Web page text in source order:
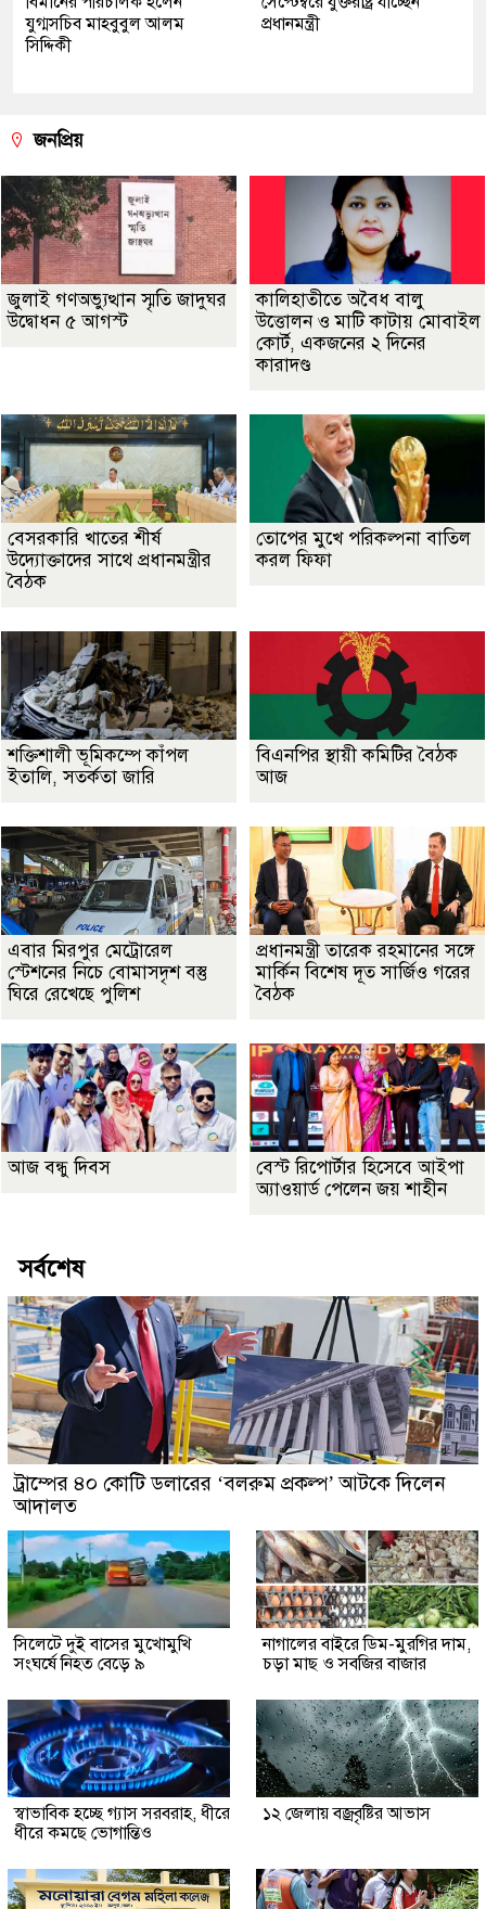
যুগ্মসচিব মাহবুবুল আলম
সিদ্দিকী
প্রধানমন্ত্রী
জনপ্রিয়
জুলাই গণঅভ্যুত্থান স্মৃতি জাদুঘর
উদ্বোধন ৫ আগস্ট
কালিহাতীতে অবৈধ বালু
উত্তোলন ও মাটি কাটায় মোবাইল
কোর্ট, একজনের ২ দিনের
কারাদণ্ড
বেসরকারি খাতের শীর্ষ
উদ্যোক্তাদের সাথে প্রধানমন্ত্রীর
বৈঠক
তোপের মুখে পরিকল্পনা বাতিল
করল ফিফা
শক্তিশালী ভূমিকম্পে কাঁপল
ইতালি, সতর্কতা জারি
বিএনপির স্থায়ী কমিটির বৈঠক
আজ
এবার মিরপুর মেট্রোরেল
স্টেশনের নিচে বোমাসদৃশ বস্তু
ঘিরে রেখেছে পুলিশ
প্রধানমন্ত্রী তারেক রহমানের সঙ্গে
মার্কিন বিশেষ দূত সার্জিও গরের
বৈঠক
আজ বন্ধু দিবস
বেস্ট রিপোর্টার হিসেবে আইপা
অ্যাওয়ার্ড পেলেন জয় শাহীন
সর্বশেষ
ট্রাম্পের ৪০ কোটি ডলারের ‘বলরুম প্রকল্প’ আটকে দিলেন
আদালত
সিলেটে দুই বাসের মুখোমুখি
সংঘর্ষে নিহত বেড়ে ৯
নাগালের বাইরে ডিম-মুরগির দাম,
চড়া মাছ ও সবজির বাজার
স্বাভাবিক হচ্ছে গ্যাস সরবরাহ, ধীরে
ধীরে কমছে ভোগান্তিও
১২ জেলায় বজ্রবৃষ্টির আভাস